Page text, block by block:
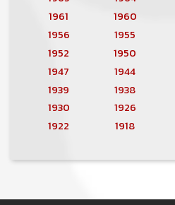
1961
1960
1956
1955
1952
1950
1947
1944
1939
1938
1930
1926
1922
1918